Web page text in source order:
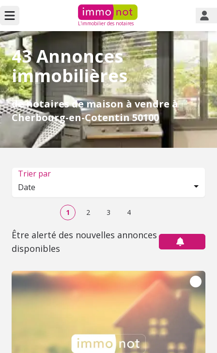
L'immobilier des notaires
43 Annonces
immobilières
de notaires de maison à vendre à
Cherbourg-en-Cotentin 50100
Trier par
Date
1 2 3 4
Être alerté des nouvelles annonces
disponibles